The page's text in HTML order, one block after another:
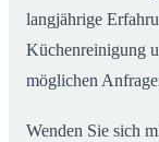
langjährige
Küchenreinigung
möglichen
Wenden Sie sich